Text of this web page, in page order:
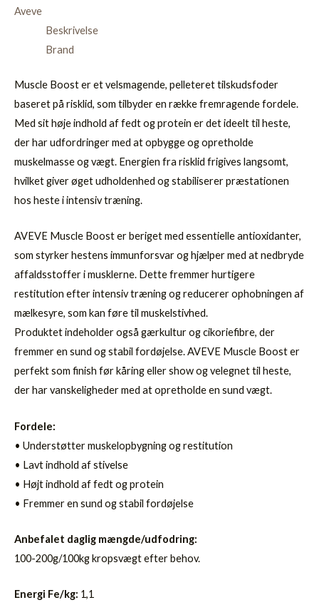
Aveve
Beskrivelse
Brand
Muscle Boost er et velsmagende, pelleteret tilskudsfoder
baseret på risklid, som tilbyder en række fremragende fordele.
Med sit høje indhold af fedt og protein er det ideelt til heste,
der har udfordringer med at opbygge og opretholde
muskelmasse og vægt. Energien fra risklid frigives langsomt,
hvilket giver øget udholdenhed og stabiliserer præstationen
hos heste i intensiv træning.
AVEVE Muscle Boost er beriget med essentielle antioxidanter,
som styrker hestens immunforsvar og hjælper med at nedbryde
affaldsstoffer i musklerne. Dette fremmer hurtigere
restitution efter intensiv træning og reducerer ophobningen af
mælkesyre, som kan føre til muskelstivhed.
Produktet indeholder også gærkultur og cikoriefibre, der
fremmer en sund og stabil fordøjelse. AVEVE Muscle Boost er
perfekt som finish før kåring eller show og velegnet til heste,
der har vanskeligheder med at opretholde en sund vægt.
Fordele:
• Understøtter muskelopbygning og restitution
• Lavt indhold af stivelse
• Højt indhold af fedt og protein
• Fremmer en sund og stabil fordøjelse
Anbefalet daglig mængde/udfodring:
100-200g/100kg kropsvægt efter behov.
Energi Fe/kg: 1,1